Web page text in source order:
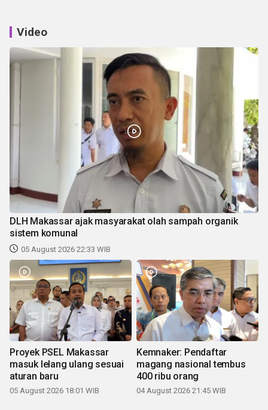
Video
DLH Makassar ajak masyarakat olah sampah organik
sistem komunal
05 August 2026 22:33 WIB
Proyek PSEL Makassar
masuk lelang ulang sesuai
aturan baru
05 August 2026 18:01 WIB
Kemnaker: Pendaftar
magang nasional tembus
400 ribu orang
04 August 2026 21:45 WIB